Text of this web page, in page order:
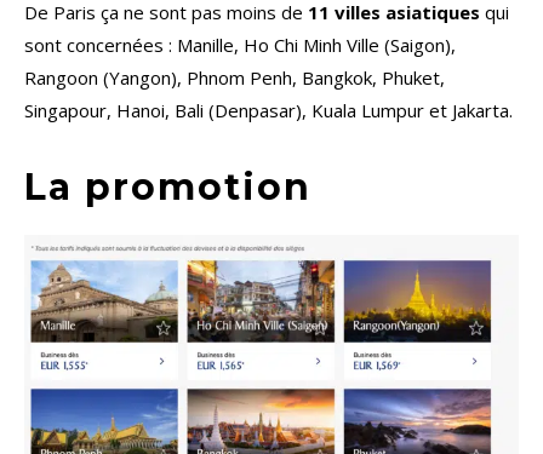
De Paris ça ne sont pas moins de 11 villes asiatiques qui
sont concernées : Manille, Ho Chi Minh Ville (Saigon),
Rangoon (Yangon), Phnom Penh, Bangkok, Phuket,
Singapour, Hanoi, Bali (Denpasar), Kuala Lumpur et Jakarta.
La promotion